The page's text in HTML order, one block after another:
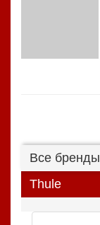
Все бренды
Thule